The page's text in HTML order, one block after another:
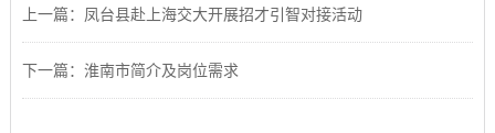
上一篇：凤台县赴上海交大开展招才引智对接活动
下一篇：淮南市简介及岗位需求